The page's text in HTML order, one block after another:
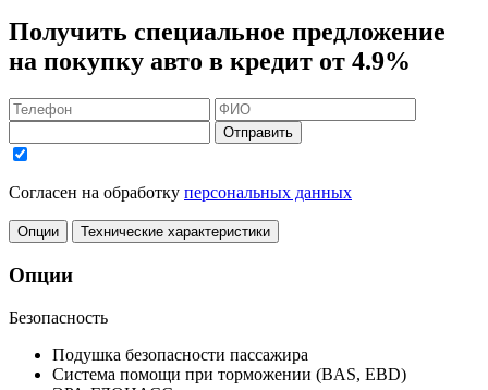
Получить специальное предложение
на покупку авто в кредит от 4.9%
Отправить
Согласен на обработку персональных данных
Опции Технические характеристики
Опции
Безопасность
Подушка безопасности пассажира
Система помощи при торможении (BAS, EBD)